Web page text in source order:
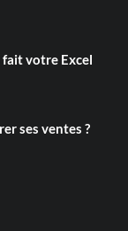
votre Excel
ses ventes ?